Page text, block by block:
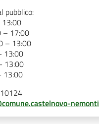
pubblico:
13:00
– 17:00
– 13:00
13:00
13:00
13:00